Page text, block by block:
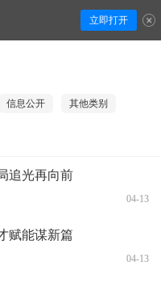
立即打开
信息公开 其他类别
追光再向前
04-13
赋能谋新篇
04-13